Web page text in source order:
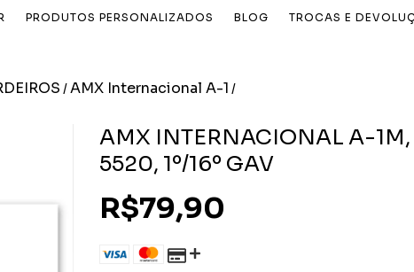
PRODUTOS PERSONALIZADOS BLOG TROCAS E
/AMX Internacional A-1 /
AMX INTERNACIONAL A-1M,
5520, 1º/16º GAV
R$79,90